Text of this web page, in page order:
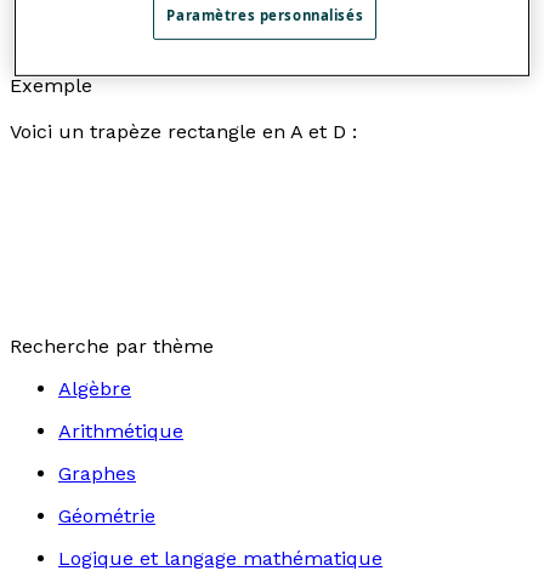
Les angles adjacents non droits d'un trapèze isocèle
supplémentaires.
Exemple
Voici un trapèze rectangle en A et D :
Recherche par thème
Algèbre
Arithmétique
Graphes
Géométrie
Logique et langage mathématique
Paramètres personnalisés